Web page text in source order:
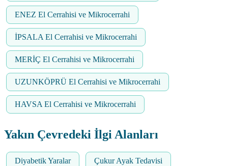
ENEZ El Cerrahisi ve Mikrocerrahi
İPSALA El Cerrahisi ve Mikrocerrahi
MERİÇ El Cerrahisi ve Mikrocerrahi
UZUNKÖPRÜ El Cerrahisi ve Mikrocerrahi
HAVSA El Cerrahisi ve Mikrocerrahi
Yakın Çevredeki İlgi Alanları
Diyabetik Yaralar Çukur Ayak Tedavisi